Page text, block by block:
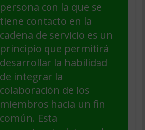
persona con la que se
tiene contacto en la
cadena de servicio es un
principio que permitirá
desarrollar la habilidad
de integrar la
colaboración de los
miembros hacia un fin
común. Esta